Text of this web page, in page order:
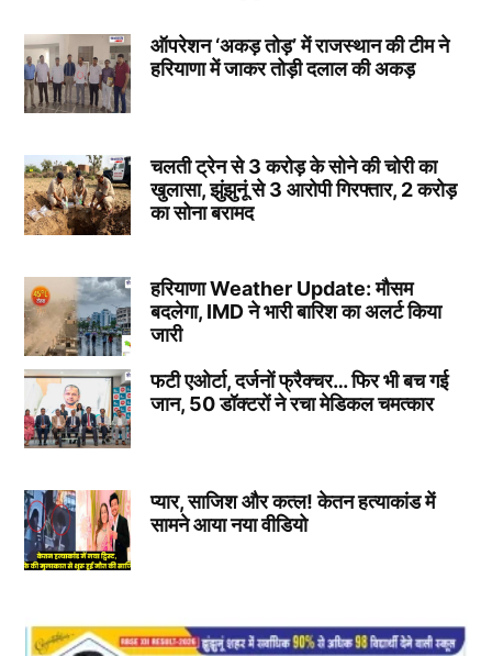
ऑपरेशन ‘अकड़ तोड़’ में राजस्थान की टीम ने
हरियाणा में जाकर तोड़ी दलाल की अकड़
चलती ट्रेन से 3 करोड़ के सोने की चोरी का
खुलासा, झुंझुनूं से 3 आरोपी गिरफ्तार, 2 करोड़
का सोना बरामद
हरियाणा Weather Update: मौसम
बदलेगा, IMD ने भारी बारिश का अलर्ट किया
जारी
फटी एओर्टा, दर्जनों फ्रैक्चर… फिर भी बच गई
जान, 50 डॉक्टरों ने रचा मेडिकल चमत्कार
प्यार, साजिश और कत्ल! केतन हत्याकांड में
सामने आया नया वीडियो